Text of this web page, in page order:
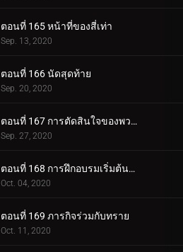
ตอนที่ 165 หน้าที่ของสี่เท่า
Sep. 13, 2020
ตอนที่ 166 นัดสุดท้าย
Sep. 20, 2020
ตอนที่ 167 การตัดสินใจของพวกเขา
Sep. 27, 2020
ตอนที่ 168 การฝึกอบรมเริ่มต้นขึ้น!
Oct. 04, 2020
ตอนที่ 169 ภารกิจร่วมกับทราย
Oct. 11, 2020